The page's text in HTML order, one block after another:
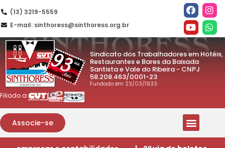
(13) 3219-5559
E-mail: sinthoress@sinthoress.org.br
Sindicato dos Trabalhadores em Hotéis,
Restaurantes e Bares da Baixada
Santista e Vale do Ribeira - CNPJ
58.208.463/0001-23
Fundado em 23/03/1933
Filiado a:
Associe-se